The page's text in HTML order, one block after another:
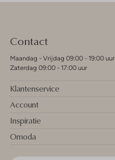
Contact
Maandag - Vrijdag 09:00 - 19:00 uur
Zaterdag 09:00 - 17:00 uur
Klantenservice
Account
Inspiratie
Omoda